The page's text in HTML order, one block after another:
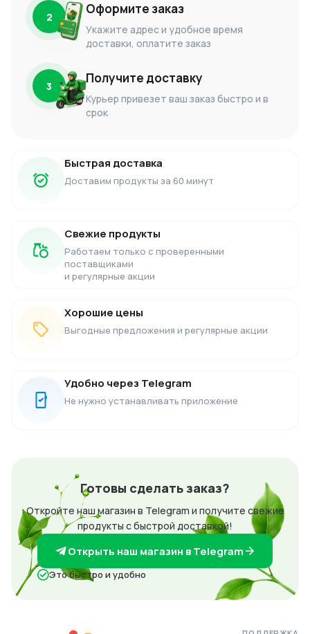
2 Оформите заказ
Укажите адрес и удобное время
доставки, оплатите заказ
3 Получите доставку
Курьер привезет ваш заказ быстро и в
срок
Быстрая доставка
Доставим продукты за 60 минут
Свежие продукты
Работаем только с проверенными
поставщиками
и регулярные акции
Хорошие цены
Выгодные предложения и регулярные акции
Удобно через Telegram
Не нужно устанавливать приложение
Готовы сделать заказ?
Откройте наш магазин в Telegram и получите свежие
продукты с быстрой доставкой!
Открыть наш магазин в Telegram
Это быстро и удобно